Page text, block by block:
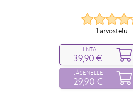
1 arvostelu
HINTA
39,90 €
JÄSENELLE
29,90 €